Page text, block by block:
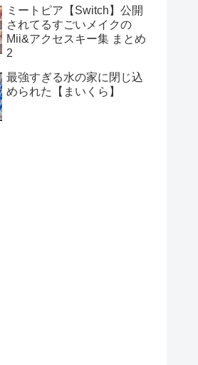
ミートピア【Switch】公開
されてるすごいメイクの
Mii&アクセスキー集 まとめ
2
最強すぎる水の家に閉じ込
められた【まいくら】